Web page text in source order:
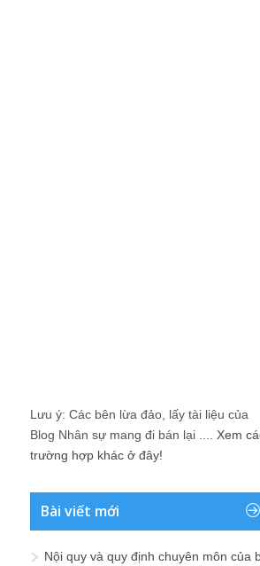
Lưu ý: Các bên lừa đảo, lấy tài liệu của
Blog Nhân sự mang đi bán lại .... Xem
trường hợp khác ở đây!
Bài viết mới
Nội quy và quy định chuyên môn của